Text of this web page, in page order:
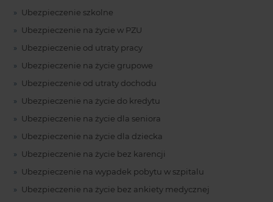
Ubezpieczenie szkolne
Ubezpieczenie na życie w PZU
Ubezpieczenie od utraty pracy
Ubezpieczenie na życie grupowe
Ubezpieczenie od utraty dochodu
Ubezpieczenie na życie do kredytu
Ubezpieczenie na życie dla seniora
Ubezpieczenie na życie dla dziecka
Ubezpieczenie na życie bez karencji
Ubezpieczenie na wypadek pobytu w szpitalu
Ubezpieczenie na życie bez ankiety medycznej